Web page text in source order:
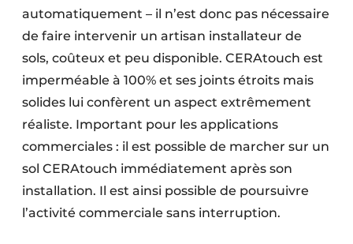
automatiquement – il n’est donc pas nécessaire
de faire intervenir un artisan installateur de
sols, coûteux et peu disponible. CERAtouch est
imperméable à 100% et ses joints étroits mais
solides lui confèrent un aspect extrêmement
réaliste. Important pour les applications
commerciales : il est possible de marcher sur un
sol CERAtouch immédiatement après son
installation. Il est ainsi possible de poursuivre
l’activité commerciale sans interruption.